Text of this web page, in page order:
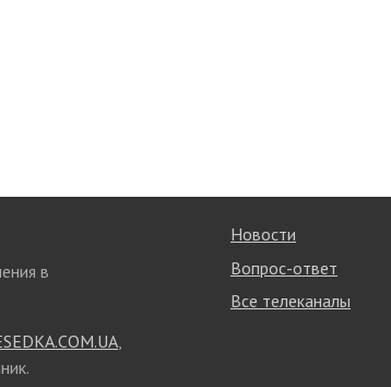
в
,
Новости
Вопрос-ответ
Все телеканалы